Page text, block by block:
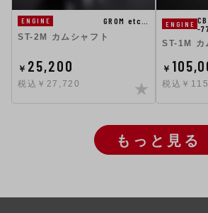
ENGINE
GROM etc…
ST-2M カムシャフト
￥ 25,200
税込￥27,720
ENGINE -
ST-1M カ
￥
税込￥
もっと見る